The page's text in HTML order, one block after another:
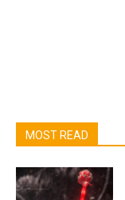
MOST READ